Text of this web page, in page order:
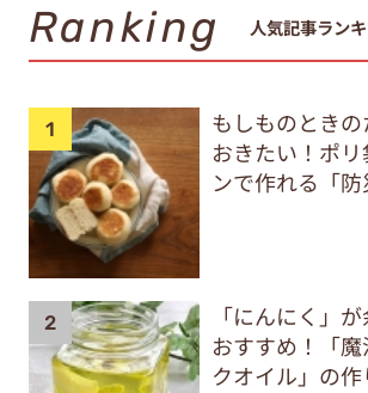
Ranking 人気記事ラン
もしものとき
おきたい！ポ
ンで作れる「
「にんにく」
おすすめ！「
クオイル」の作